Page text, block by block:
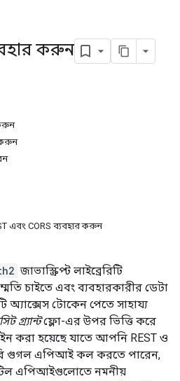
করুন
করুন
এবং CORS ব্যবহার করুন
জাভাস্ক্রিপ্ট লাইব্রেরিটি
চাইতে এবং ব্যবহারকারীর ডেটা
টোকেন পেতে সাহায্য
গ্র্যান্টফ্লো-এর উপর ভিত্তি করে
করা হয়েছে যাতে আপনি REST ও
গুগল এপিআই কল করতে পারেন,
এপিআইগুলোতে নমনীয়